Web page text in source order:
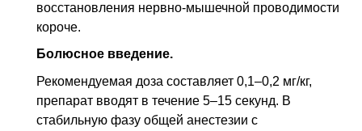
восстановления нервно-мышечной проводимости
короче.
Болюсное введение.
Рекомендуемая доза составляет 0,1–0,2 мг/кг,
препарат вводят в течение 5–15 секунд. В
стабильную фазу общей анестезии с